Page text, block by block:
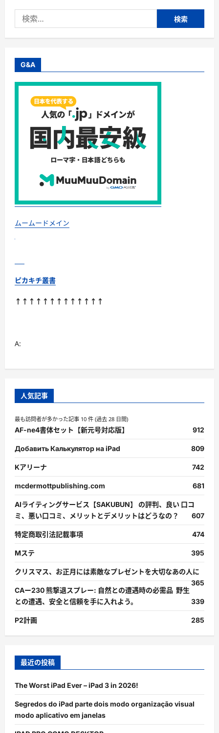
索:
G&A
ムームードメイン
ピカキチ叢書
↑↑↑↑↑↑↑↑↑↑↑↑↑
A:
人気記事
最も訪問者が多かった記事 10 件 (過去 28 日間)
AF-ne4書体セット【新元号対応版】 912
Добавить Калькулятор на iPad 809
Kアリーナ 742
mcdermottpublishing.com 681
AIライティングサービス【SAKUBUN】 の評判、良い 口コ
ミ、悪い口コミ、メリットとデメリットはどうなの？
607
特定商取引法記載事項 474
Mステ 395
クリスマス、お正月には素敵なプレゼントを大切なあの人に
365
CAー230 熊撃退スプレー: 自然との遭遇時の必需品 野生
との遭遇、安全と信頼を手に入れよう。
339
P2計画 285
最近の投稿
The Worst iPad Ever – iPad 3 in 2026!
Segredos do iPad parte dois modo organização visual
modo aplicativo em janelas